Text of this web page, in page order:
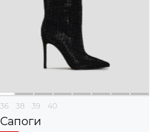
36 38 39 40
Сапоги